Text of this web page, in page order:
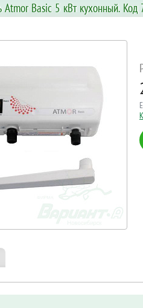
Atmor Basic 5 кВт кухонный. Код